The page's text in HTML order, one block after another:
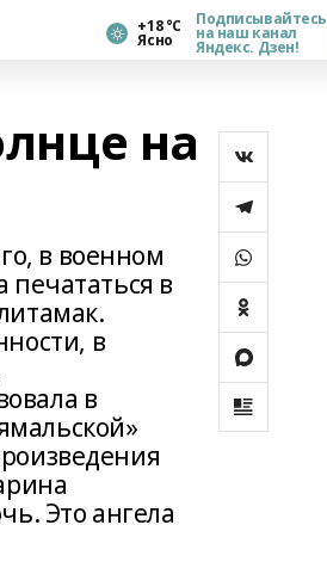
+18 °С
Ясно
Подписывайтесь
на наш канал
Яндекс. Дзен!
на
в военном
печататься в
в
в
Это ангела